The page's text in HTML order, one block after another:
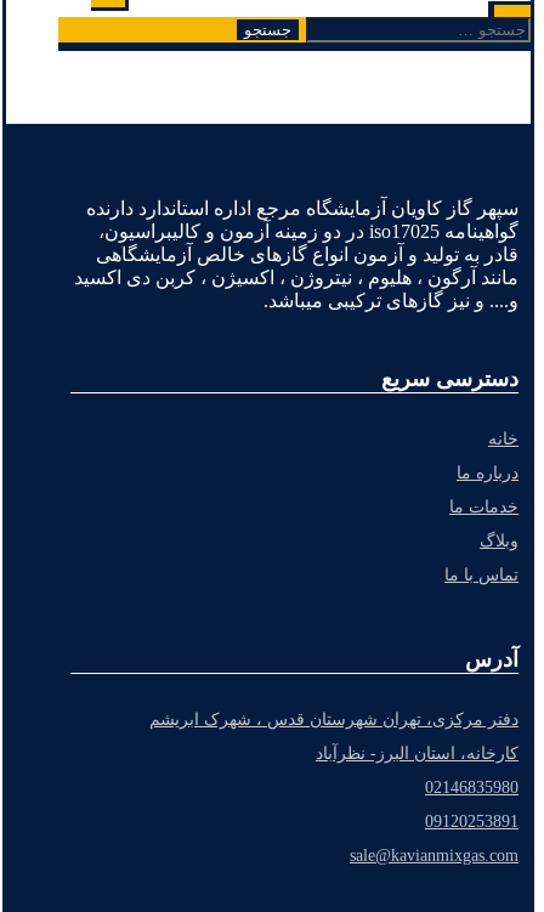
More
جستجو
برای:
سپهر گاز کاویان آزمایشگاه مرجع اداره استاندارد دارنده
گواهینامه iso17025 در دو زمینه آزمون و کالیبراسیون،
قادر به تولید و آزمون انواع گازهای خالص آزمایشگاهی
مانند آرگون ، هلیوم ، نیتروژن ، اکسیژن ، کربن دی اکسید
و.... و نیز گازهای ترکیبی میباشد.
دسترسی سریع
خانه
درباره ما
خدمات ما
وبلاگ
تماس با ما
آدرس
دفتر مرکزی، تهران شهرستان قدس ، شهرک ابریشم
کارخانه، استان البرز- نظرآباد
02146835980
09120253891
sale@kavianmixgas.com